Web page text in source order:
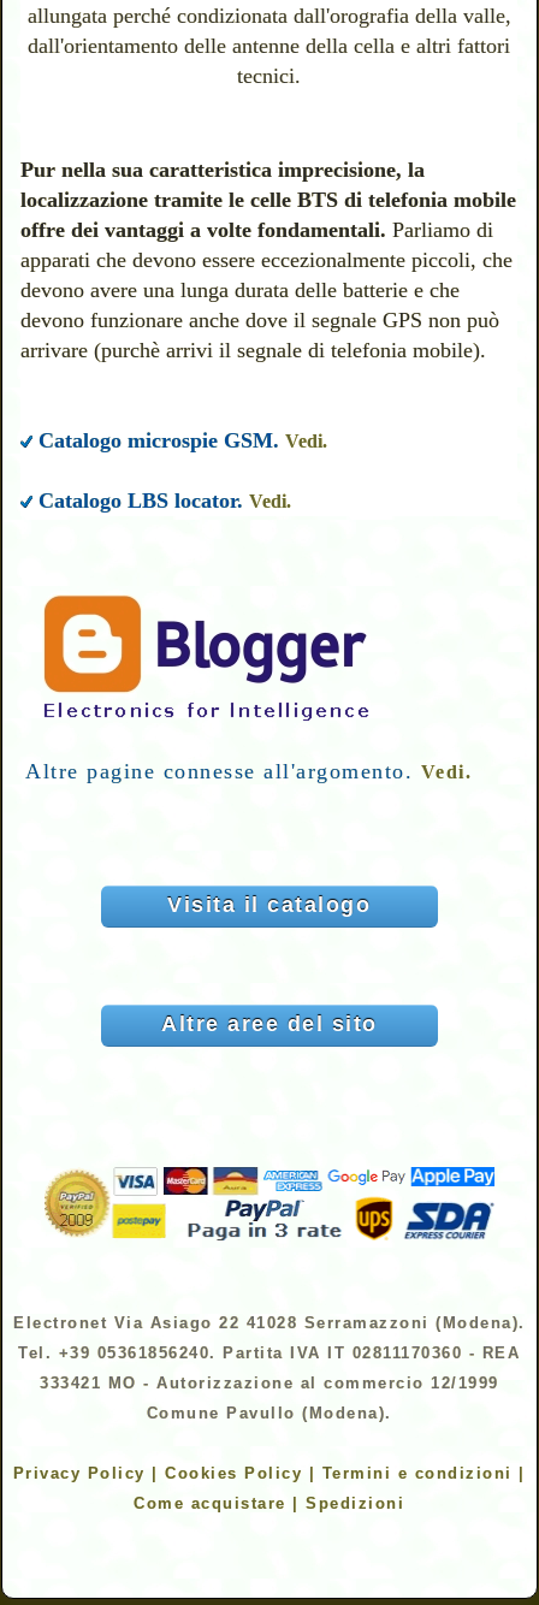
allungata perché condizionata dall'orografia della valle,
dall'orientamento delle antenne della cella e altri fattori
tecnici.
Pur nella sua caratteristica imprecisione, la
localizzazione tramite le celle BTS di telefonia mobile
offre dei vantaggi a volte fondamentali. Parliamo di
apparati che devono essere eccezionalmente piccoli, che
devono avere una lunga durata delle batterie e che
devono funzionare anche dove il segnale GPS non può
arrivare (purchè arrivi il segnale di telefonia mobile).
Catalogo microspie GSM. Vedi.
Catalogo LBS locator. Vedi.
Altre pagine connesse all'argomento. Vedi.
Visita il catalogo
Altre aree del sito
Electronet Via Asiago 22 41028 Serramazzoni (Modena).
Tel. +39 05361856240. Partita IVA IT 02811170360 - REA
333421 MO - Autorizzazione al commercio 12/1999
Comune Pavullo (Modena).
Privacy Policy | Cookies Policy | Termini e condizioni |
Come acquistare | Spedizioni